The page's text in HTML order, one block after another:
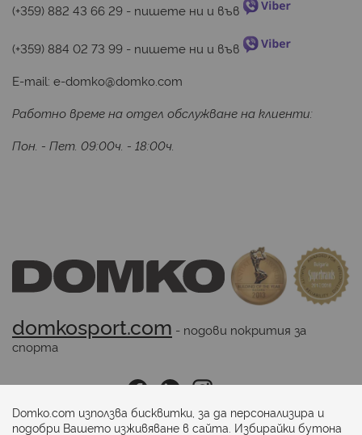
(+359) 882 43 66 29 - пишете ни и във
(+359) 884 02 73 99 - пишете ни и във
E-mail: e-domko@domko.com
Работно време на отдел обслужване на клиенти:
Пон. - Пет. 09:00ч. - 18:00ч.
domkosport.com - подови покрития за
спорта
Последвайте ни:
Domko.com използва бисквитки, за да персонализира и
подобри Вашето изживяване в сайта. Избирайки бутона